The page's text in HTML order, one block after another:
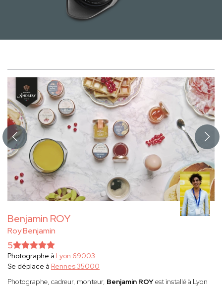
Benjamin ROY
Roy Benjamin
5
Photographe à Lyon 69003
Se déplace à Rennes 35000
Photographe, cadreur, monteur, Benjamin ROYest installé à Lyon